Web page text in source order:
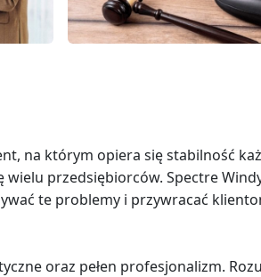
na którym opiera się stabilność
przedsiębiorców. Spectre
te problemy i przywracać
oraz pełen profesjonalizm.